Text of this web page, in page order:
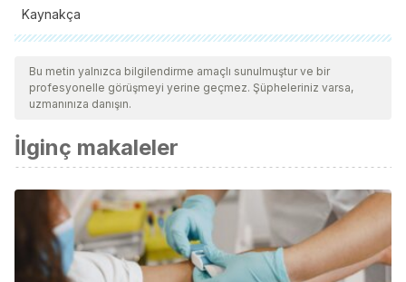
Kaynakça
Tüm alıntı yapılan kaynaklar, kalitelerini, güvenilirliklerini,
güncelliklerini ve geçerliliklerini sağlamak için ekibimiz
tarafından derinlemesine incelendi. Bu makalenin bibliyografisi
kabul edildi.
D’Andrea, R. M., Andreo, C. S., & Lara, M. V. (2014).
Deciphering the mechanisms involved in Portulaca
oleracea (C4) response to drought: Metabolic changes
including crassulacean acid-like metabolism induction and
reversal upon re-watering. Physiologia Plantarum, 152(3),
Bu metin yalnızca bilgilendirme amaçlı sunulmuştur ve bir
profesyonelle görüşmeyi yerine geçmez. Şüpheleriniz varsa,
uzmanınıza danışın.
İlginç makaleler